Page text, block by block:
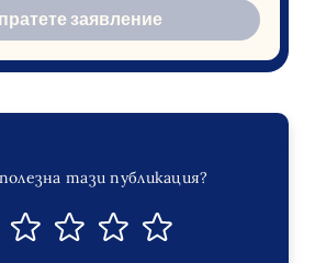
заявление
тази публикация?